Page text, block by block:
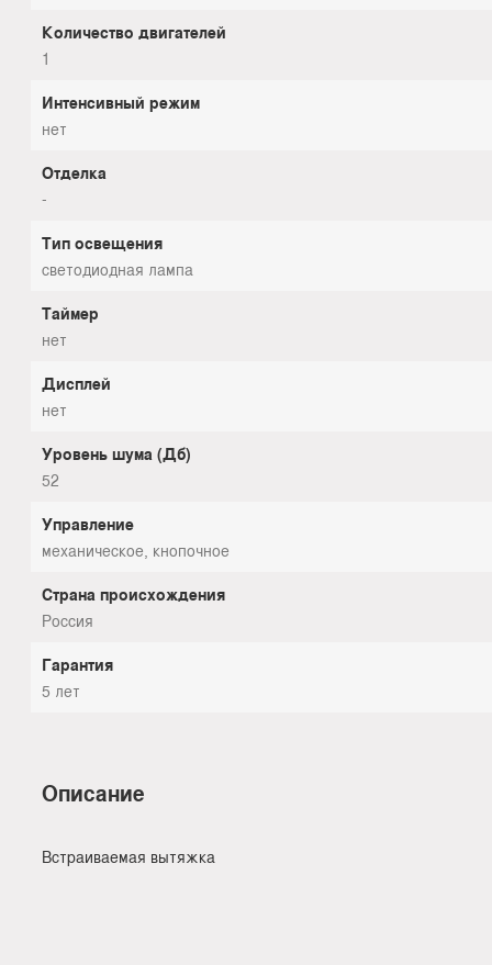
Количество двигателей
1
Интенсивный режим
нет
Отделка
-
Тип освещения
светодиодная лампа
Таймер
нет
Дисплей
нет
Уровень шума (Дб)
52
Управление
механическое, кнопочное
Страна происхождения
Россия
Гарантия
5 лет
Описание
Встраиваемая вытяжка